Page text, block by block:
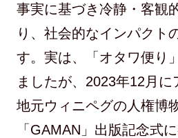
事実に基づき冷静・客観
り、社会的なインパクト
す。実は、「オタワ便り
ましたが、2023年12月
地元ウィニペグの人権博
「GAMAN」出版記念式